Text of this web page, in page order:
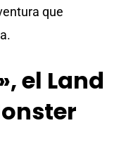
que
el Land